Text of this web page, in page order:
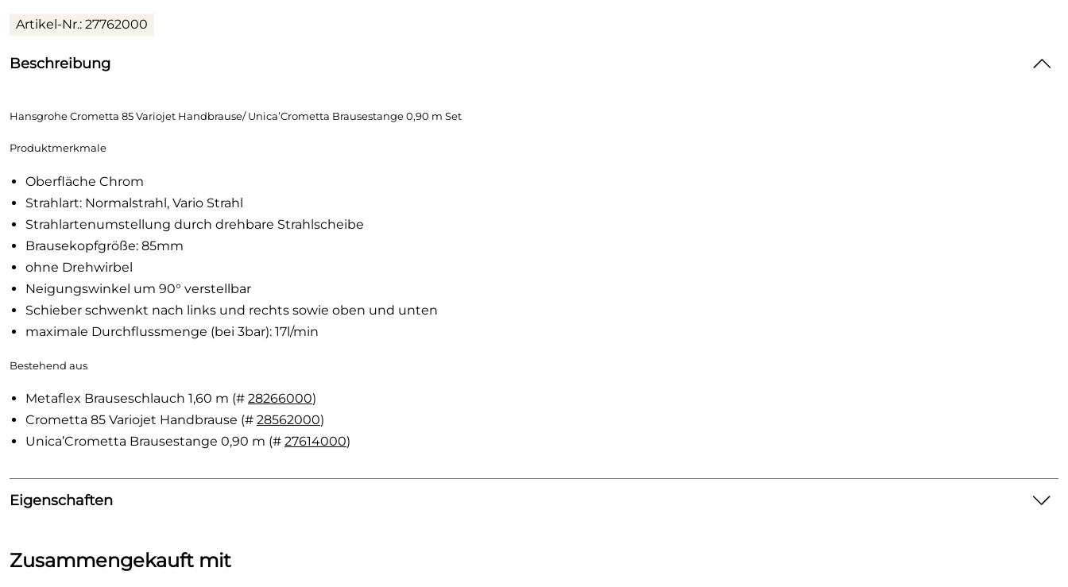
Artikel-Nr.: 27762000
Beschreibung
Hansgrohe Crometta 85 Variojet Handbrause/ Unica’Crometta Brausestange 0,90 m Set
Produktmerkmale
Oberfläche Chrom
Strahlart: Normalstrahl, Vario Strahl
Strahlartenumstellung durch drehbare Strahlscheibe
Brausekopfgröße: 85mm
ohne Drehwirbel
Neigungswinkel um 90° verstellbar
Schieber schwenkt nach links und rechts sowie oben und unten
maximale Durchflussmenge (bei 3bar): 17l/min
Bestehend aus
Metaflex Brauseschlauch 1,60 m (# 28266000)
Crometta 85 Variojet Handbrause (# 28562000)
Unica’Crometta Brausestange 0,90 m (# 27614000)
Eigenschaften
Länge: 900 mm
Zusammengekauft mit